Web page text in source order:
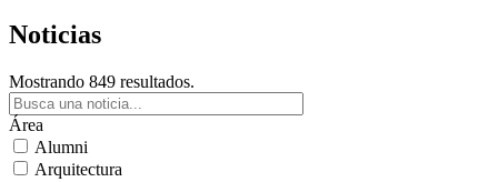
Noticias
Mostrando 849 resultados.
Área
Alumni
Arquitectura